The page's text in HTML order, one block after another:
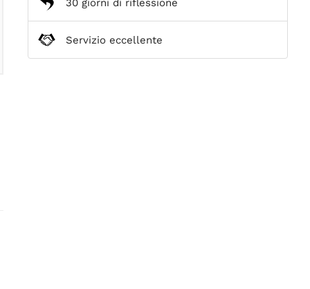
30 giorni di riflessione
Servizio eccellente